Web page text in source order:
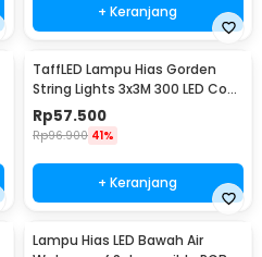
+ Keranjang
TaffLED Lampu Hias Gorden
String Lights 3x3M 300 LED Cool
White 18W - 300L
Rp57.500
Rp96.900 41%
+ Keranjang
Lampu Hias LED Bawah Air